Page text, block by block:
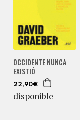
OCCIDENTE NUNCA
EXISTIÓ
22,90€
disponible